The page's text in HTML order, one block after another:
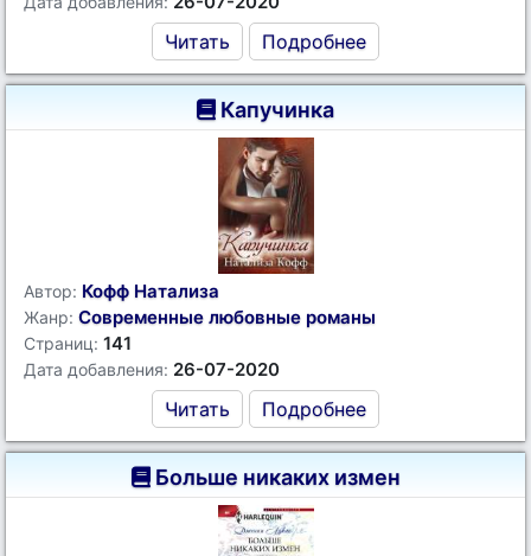
Читать Подробнее
Капучинка
Автор: Кофф Натализа
Жанр: Современные любовные романы
Страниц: 141
Дата добавления: 26-07-2020
Читать Подробнее
Больше никаких измен